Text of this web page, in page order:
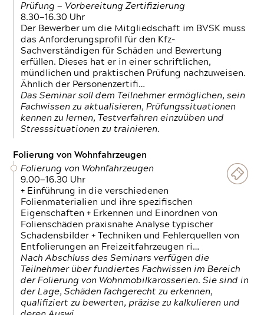
Prüfung — Vorbereitung Zertifizierung
8.30—16.30 Uhr
Der Bewerber um die Mitgliedschaft im BVSK muss
das Anforderungsprofil für den Kfz-
Sachverständigen für Schäden und Bewertung
erfüllen. Dieses hat er in einer schriftlichen,
mündlichen und praktischen Prüfung nachzuweisen.
Ähnlich der Personenzertifi…
Das Seminar soll dem Teilnehmer ermöglichen, sein
Fachwissen zu aktualisieren, Prüfungssituationen
kennen zu lernen, Testverfahren einzuüben und
Stresssituationen zu trainieren.
Folierung von Wohnfahrzeugen
Folierung von Wohnfahrzeugen
9.00—16.30 Uhr
+ Einführung in die verschiedenen
Folienmaterialien und ihre spezifischen
Eigenschaften + Erkennen und Einordnen von
Folienschäden praxisnahe Analyse typischer
Schadensbilder + Techniken und Fehlerquellen von
Entfolierungen an Freizeitfahrzeugen ri…
Nach Abschluss des Seminars verfügen die
Teilnehmer über fundiertes Fachwissen im Bereich
der Folierung von Wohnmobilkarosserien. Sie sind in
der Lage, Schäden fachgerecht zu erkennen,
qualifiziert zu bewerten, präzise zu kalkulieren und